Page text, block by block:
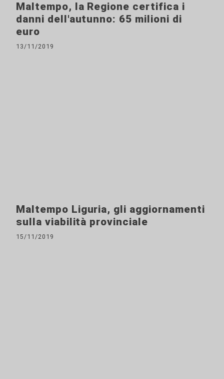
Maltempo, la Regione certifica i
danni dell'autunno: 65 milioni di
euro
13/11/2019
Maltempo Liguria, gli aggiornamenti
sulla viabilità provinciale
15/11/2019